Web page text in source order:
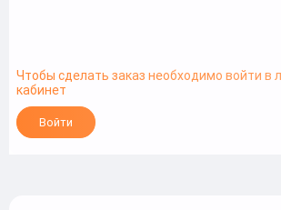
Чтобы сделать заказ необходимо войти в
кабинет
Войти